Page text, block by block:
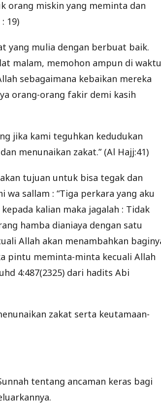
orang miskin yang meminta dan
19)
yang mulia dengan berbuat baik.
malam, memohon ampun di waktu
sebagaimana kebaikan mereka
orang-orang fakir demi kasih
jika kami teguhkan kedudukan
menunaikan zakat.” (Al Hajj:41)
tujuan untuk bisa tegak dan
wa sallam : “Tiga perkara yang aku
kalian maka jagalah : Tidak
hamba dianiaya dengan satu
Allah akan menambahkan
pintu meminta-minta kecuali Allah
4:487(2325) dari hadits Abi
zakat serta keutamaan-
tentang ancaman keras bagi